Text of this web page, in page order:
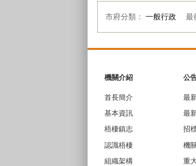
市府分類： 一般行政 最
機關介紹
首長簡介
基本資訊
梧棲鎮志
認識梧棲
組織架構
公
最
最
招
機
重